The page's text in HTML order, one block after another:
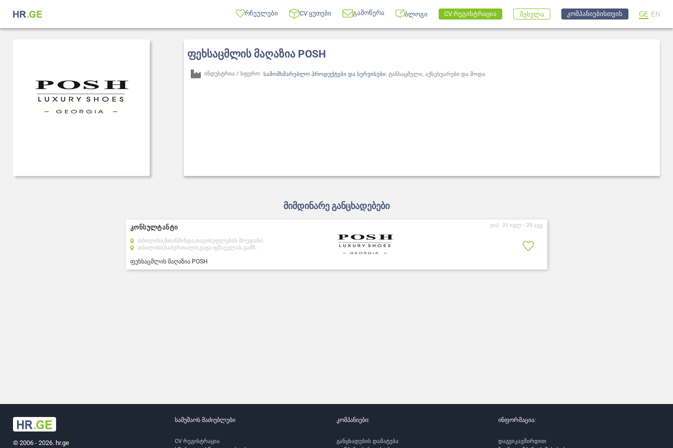
რჩეულები CV ყუთები გამოწერა ბლოგი CV რეგისტრაცია შესვლა კომპანიებისთვის GE EN
ფეხსაცმლის მაღაზია POSH
ინდუსტრია / სფერო: სამომხმარებლო პროდუქტები და სერვისები: ტანსაცმელი, აქსესუარები და მოდა
მიმდინარე განცხადებები
კონსულტანტი
თბილისი,მთაწმინდა,თავისუფლების მოედანი
თბილისი,საბურთალო,ვაჟა-ფშაველას გამზ.
ფეხსაცმლის მაღაზია POSH
ვიპ 31 ივლ -29 აგვ
© 2006 - 2026. hr.ge
სამუშაოს მაძიებლები
CV რეგისტრაცია
კომპანიები:
განცხადების დამატება
ინფორმაცია:
დაგვიკავშირდით